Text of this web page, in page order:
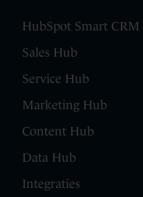
HubSpot Smart CRM
Sales Hub
Service Hub
Marketing Hub
Content Hub
Data Hub
Integraties